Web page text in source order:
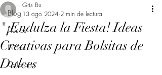
Blog
Fiestas
Niños
Calorcito
"¡Endulza la Fiesta! Ideas
Creativas para Bolsitas de
Dulces
Gris Bu
13 ago 2024 2 min de lectura